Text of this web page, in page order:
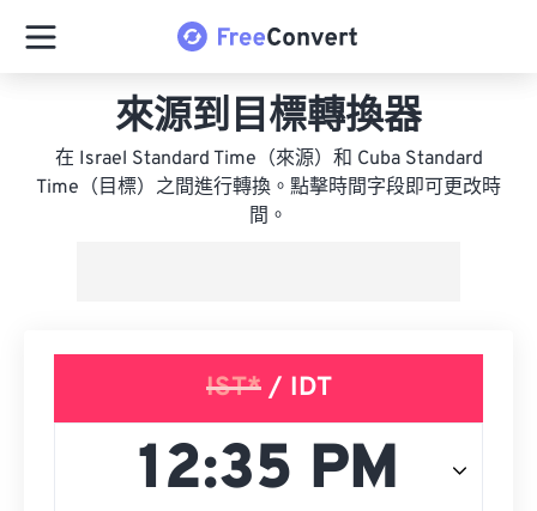
來源到目標轉換器
在 Israel Standard Time（來源）和 Cuba Standard
Time（目標）之間進行轉換。點擊時間字段即可更改時
間。
IST*/ IDT